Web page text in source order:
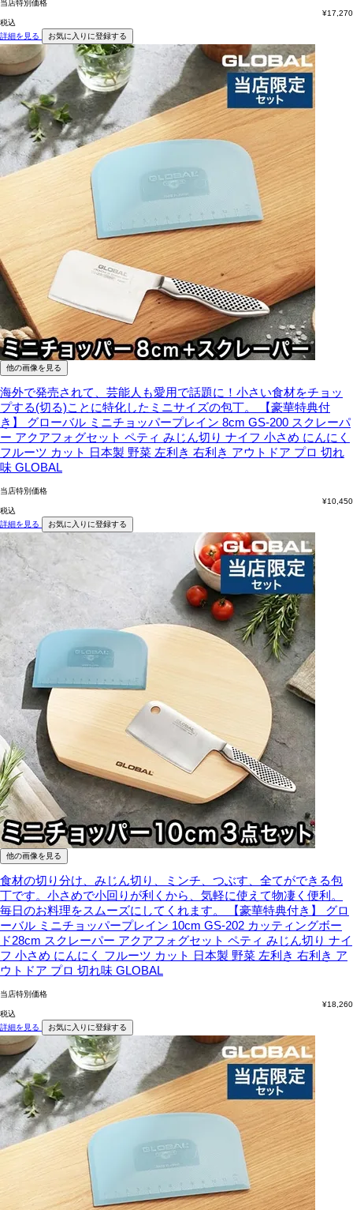
当店特別価格
¥17,270
税込
詳細を見る
お気に入りに登録する
他の画像を見る
海外で発売されて、芸能人も愛用で話題に！小さい食材をチョッ
プする(切る)ことに特化したミニサイズの包丁。
【豪華特典付
き】 グローバル ミニチョッパープレイン 8cm GS-200 スクレーパ
ー アクアフォグセット ペティ みじん切り ナイフ 小さめ にんにく
フルーツ カット 日本製 野菜 左利き 右利き アウトドア プロ 切れ
味 GLOBAL
当店特別価格
¥10,450
税込
詳細を見る
お気に入りに登録する
他の画像を見る
食材の切り分け、みじん切り、ミンチ、つぶす、全てができる包
丁です。小さめで小回りが利くから、気軽に使えて物凄く便利。
毎日のお料理をスムーズにしてくれます。
【豪華特典付き】 グロ
ーバル ミニチョッパープレイン 10cm GS-202 カッティングボー
ド28cm スクレーパー アクアフォグセット ペティ みじん切り ナイ
フ 小さめ にんにく フルーツ カット 日本製 野菜 左利き 右利き ア
ウトドア プロ 切れ味 GLOBAL
当店特別価格
¥18,260
税込
詳細を見る
お気に入りに登録する